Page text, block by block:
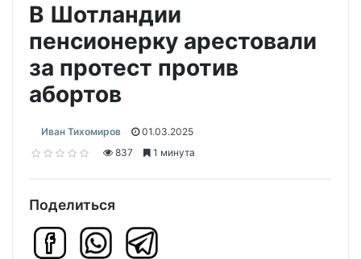
В Шотландии
пенсионерку арестовали
за протест против
абортов
Иван Тихомиров
01.03.2025
837
1 минута
Поделиться